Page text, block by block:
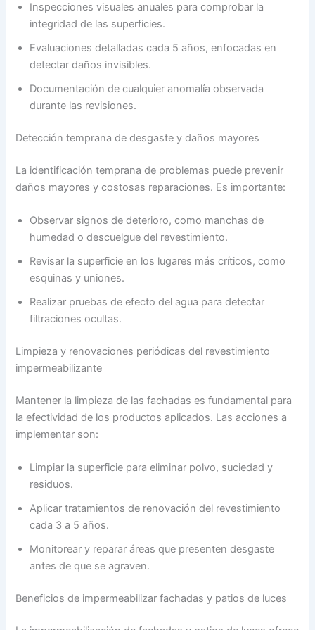
Inspecciones visuales anuales para comprobar la
integridad de las superficies.
Evaluaciones detalladas cada 5 años, enfocadas en
detectar daños invisibles.
Documentación de cualquier anomalía observada
durante las revisiones.
Detección temprana de desgaste y daños mayores
La identificación temprana de problemas puede prevenir
daños mayores y costosas reparaciones. Es importante:
Observar signos de deterioro, como manchas de
humedad o descuelgue del revestimiento.
Revisar la superficie en los lugares más críticos, como
esquinas y uniones.
Realizar pruebas de efecto del agua para detectar
filtraciones ocultas.
Limpieza y renovaciones periódicas del revestimiento
impermeabilizante
Mantener la limpieza de las fachadas es fundamental para
la efectividad de los productos aplicados. Las acciones a
implementar son:
Limpiar la superficie para eliminar polvo, suciedad y
residuos.
Aplicar tratamientos de renovación del revestimiento
cada 3 a 5 años.
Monitorear y reparar áreas que presenten desgaste
antes de que se agraven.
Beneficios de impermeabilizar fachadas y patios de luces